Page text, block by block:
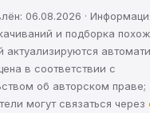
06.08.2026 ·
и подборка
актуализируются
в соответствии с
об авторском праве;
могут связаться через